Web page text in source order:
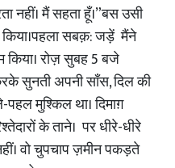
नहीं। मैं सहता हूँ।”बस उसी
सबक़: जड़ें मैंने
किया। रोज़ सुबह 5 बजे
सुनती अपनी साँस, दिल की
मुश्किल था। दिमाग़
के ताने। पर धीरे-धीरे
वो चुपचाप ज़मीन पकड़ते